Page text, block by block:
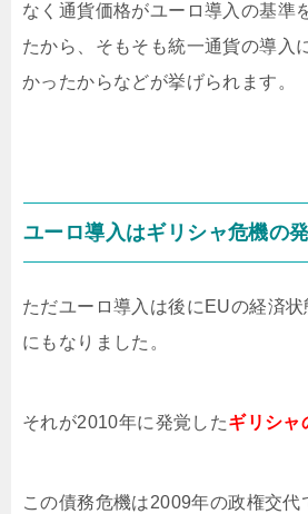
なく通貨価格がユーロ導入の基準
たから、そもそも統一通貨の導入
かったからなどが挙げられます。
ユーロ導入はギリシャ危機の
ただユーロ導入は後にEUの経済
にもなりました。
それが2010年に発覚したギリシャ
この債務危機は2009年の政権交